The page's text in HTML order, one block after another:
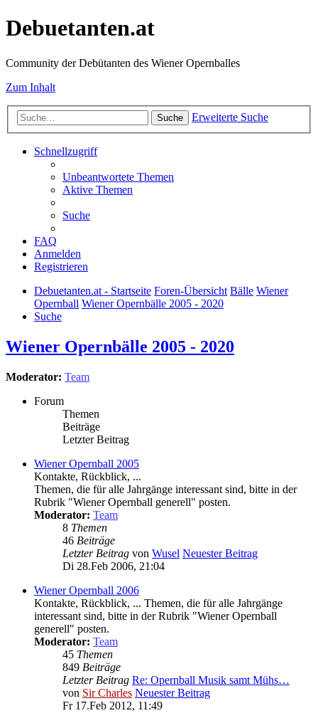
Debuetanten.at
Community der Debütanten des Wiener Opernballes
Zum Inhalt
Suche Erweiterte Suche
Schnellzugriff
Unbeantwortete Themen
Aktive Themen
Suche
FAQ
Anmelden
Registrieren
Debuetanten.at - Startseite Foren-Übersicht Bälle Wiener
Opernball Wiener Opernbälle 2005 - 2020
Suche
Wiener Opernbälle 2005 - 2020
Moderator: Team
Forum
Themen
Beiträge
Letzter Beitrag
Wiener Opernball 2005
Kontakte, Rückblick, ...
Themen, die für alle Jahrgänge interessant sind, bitte in der
Rubrik "Wiener Opernball generell" posten.
Moderator: Team
8 Themen
46 Beiträge
Letzter Beitrag von Wusel Neuester Beitrag
Di 28.Feb 2006, 21:04
Wiener Opernball 2006
Kontakte, Rückblick, ... Themen, die für alle Jahrgänge
interessant sind, bitte in der Rubrik "Wiener Opernball
generell" posten.
Moderator: Team
45 Themen
849 Beiträge
Letzter Beitrag Re: Opernball Musik samt Mühs…
von Sir Charles Neuester Beitrag
Fr 17.Feb 2012, 11:49